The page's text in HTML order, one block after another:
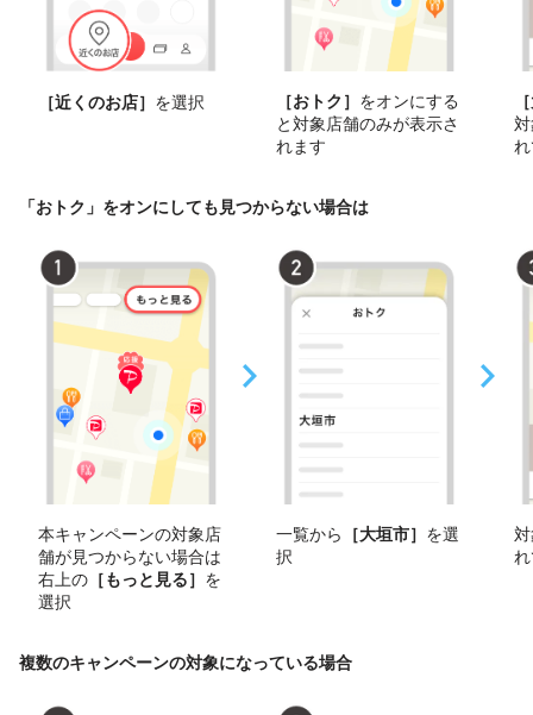
［近くのお店］ を選択 ［おトク］ をオンにする
と対象店舗のみが表示さ
れます
「おトク」をオンにしても見つからない場合は
本キャンペーンの対象店
舗が見つからない場合は
右上の ［もっと見る］ を
選択
一覧から ［大垣市］ を選
択
複数のキャンペーンの対象になっている場合